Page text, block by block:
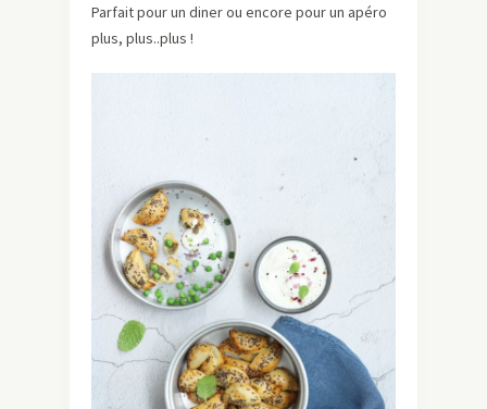
Parfait pour un diner ou encore pour un apéro
plus, plus..plus !